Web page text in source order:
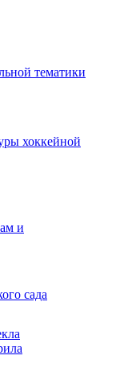
тематики
хоккейной
и
сада